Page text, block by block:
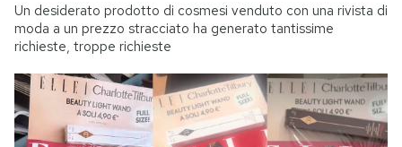
Un desiderato prodotto di cosmesi venduto con una rivista di
moda a un prezzo stracciato ha generato tantissime
richieste, troppe richieste